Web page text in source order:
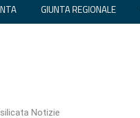
GIUNTA REGIONALE
Notizie